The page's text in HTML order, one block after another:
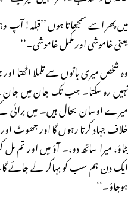
میں پھر اسے سمجھاتا ہوں ’’قبلہ! آپ
یعنی خاموشی اور مکمل خاموشی۔‘‘
وہ شخص میری باتوں سے تلملا اٹھتا اور
نہیں رہ سکتا۔ جب تک جان میں
میرے اوسان بحال ہیں۔ میں برائی
خلاف جہاد کرتا رہوں گا اور جھوٹ اور
بٹاؤ، میرا ساتھ دو،۔ آؤ میں اور تم
ایک دن ہم سب کو بہاکر لے جائے
ہوجاؤ۔‘‘